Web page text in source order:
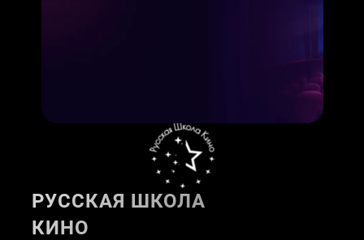
ПОСТУПИТЬ
РУССКАЯ ШКОЛА
КИНО